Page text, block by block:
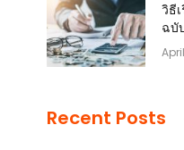
วิธี
ฉบั
Recent Posts